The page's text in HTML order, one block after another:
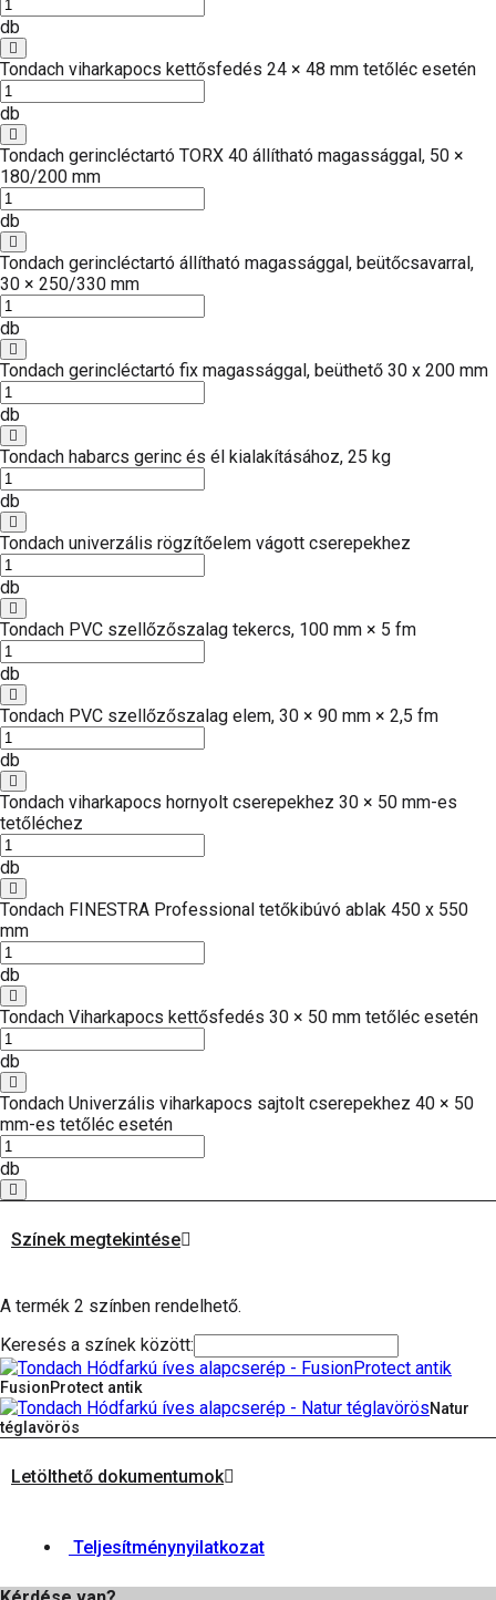
db
Tondach viharkapocs kettősfedés 24 × 48 mm tetőléc esetén
db
Tondach gerincléctartó TORX 40 állítható magassággal, 50 ×
180/200 mm
db
Tondach gerincléctartó állítható magassággal, beütőcsavarral,
30 × 250/330 mm
db
Tondach gerincléctartó fix magassággal, beüthető 30 x 200 mm
db
Tondach habarcs gerinc és él kialakításához, 25 kg
db
Tondach univerzális rögzítőelem vágott cserepekhez
db
Tondach PVC szellőzőszalag tekercs, 100 mm × 5 fm
db
Tondach PVC szellőzőszalag elem, 30 × 90 mm × 2,5 fm
db
Tondach viharkapocs hornyolt cserepekhez 30 × 50 mm-es
tetőléchez
db
Tondach FINESTRA Professional tetőkibúvó ablak 450 x 550
mm
db
Tondach Viharkapocs kettősfedés 30 × 50 mm tetőléc esetén
db
Tondach Univerzális viharkapocs sajtolt cserepekhez 40 × 50
mm-es tetőléc esetén
db
Színek megtekintése
A termék 2 színben rendelhető.
Keresés a színek között:
FusionProtect antik
Natur
téglavörös
Letölthető dokumentumok
Teljesítménynyilatkozat